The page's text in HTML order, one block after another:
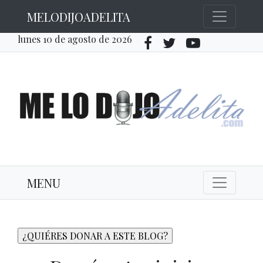
MELODIJOADELITA
lunes 10 de agosto de 2026
MENU